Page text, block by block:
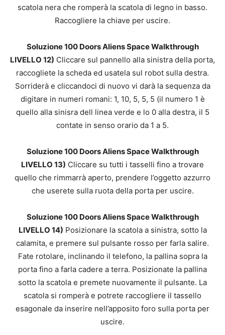
scatola nera che romperà la scatola di legno in basso.
Raccogliere la chiave per uscire.
Soluzione 100 Doors Aliens Space Walkthrough
LIVELLO 12) Cliccare sul pannello alla sinistra della porta,
raccogliete la scheda ed usatela sul robot sulla destra.
Sorriderà e cliccandoci di nuovo vi darà la sequenza da
digitare in numeri romani: 1, 10, 5, 5, 5 (il numero 1 è
quello alla sinisra dell linea verde e lo 0 alla destra, il 5
contate in senso orario da 1 a 5.
Soluzione 100 Doors Aliens Space Walkthrough
LIVELLO 13) Cliccare su tutti i tasselli fino a trovare
quello che rimmarrà aperto, prendere l’oggetto azzurro
che userete sulla ruota della porta per uscire.
Soluzione 100 Doors Aliens Space Walkthrough
LIVELLO 14) Posizionare la scatola a sinistra, sotto la
calamita, e premere sul pulsante rosso per farla salire.
Fate rotolare, inclinando il telefono, la pallina sopra la
porta fino a farla cadere a terra. Posizionate la pallina
sotto la scatola e premete nuovamente il pulsante. La
scatola si romperà e potrete raccogliere il tassello
esagonale da inserire nell’apposito foro sulla porta per
uscire.